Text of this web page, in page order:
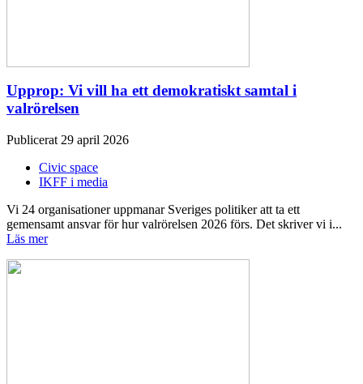
Upprop: Vi vill ha ett demokratiskt samtal i
valrörelsen
Publicerat 29 april 2026
Civic space
IKFF i media
Vi 24 organisationer uppmanar Sveriges politiker att ta ett
gemensamt ansvar för hur valrörelsen 2026 förs. Det skriver vi i...
Läs mer